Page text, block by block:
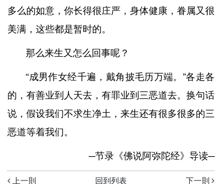
多么的如意，你长得很庄严，身体健康，眷属又很
美满，这些都是暂时的。
那么来生又怎么回事呢？
“成男作女经千遍，戴角披毛历万端。 ”各走各
的，有善业到人天去，有罪业到三恶道去。换句话
说，假设我们不求生净土，来生还有很多很多的三
恶道等着我们。
─节录《佛说阿弥陀经》导读─
上一則 回到列表 下一則